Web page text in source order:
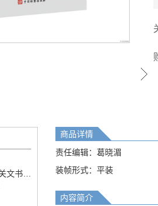
商品详情
责任编辑：葛晓湄
装帧形式：平装
内容简介